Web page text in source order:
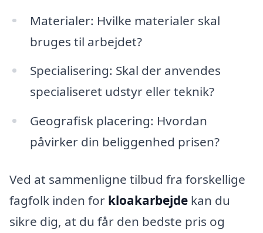
Materialer: Hvilke materialer skal
bruges til arbejdet?
Specialisering: Skal der anvendes
specialiseret udstyr eller teknik?
Geografisk placering: Hvordan
påvirker din beliggenhed prisen?
Ved at sammenligne tilbud fra forskellige
fagfolk inden for kloakarbejde kan du
sikre dig, at du får den bedste pris og